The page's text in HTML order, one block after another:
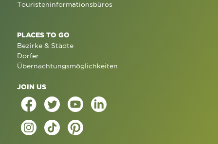
Touristeninformationsbüros
PLACES TO GO
Bezirke & Städte
Dörfer
Übernachtungsmöglichkeiten
JOIN US